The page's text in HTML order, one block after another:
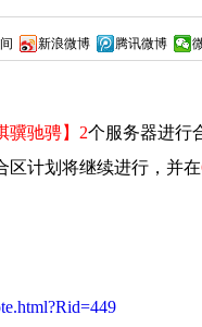
新浪微博 腾讯微博
骥驰骋】2个服务器进行
区计划将继续进行，并在